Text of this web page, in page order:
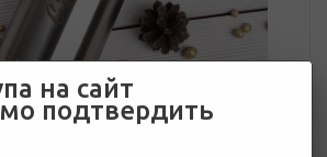
на сайт
подтвердить